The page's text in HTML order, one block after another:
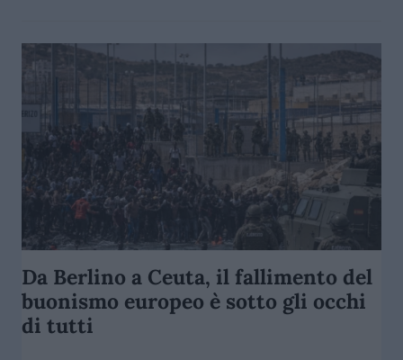
Da Berlino a Ceuta, il fallimento del
buonismo europeo è sotto gli occhi
di tutti